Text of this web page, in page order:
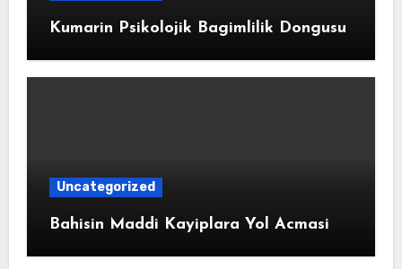
Kumarin Psikolojik Bagimlilik Dongusu
Uncategorized
Bahisin Maddi Kayiplara Yol Acmasi